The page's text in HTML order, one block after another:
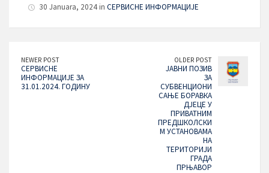
30 Januara, 2024 in СЕРВИСНЕ ИНФОРМАЦИЈЕ
NEWER POST
СЕРВИСНЕ
ИНФОРМАЦИЈЕ ЗА
31.01.2024. ГОДИНУ
OLDER POST
ЈАВНИ ПОЗИВ
ЗА
СУБВЕНЦИОНИ
САЊЕ БОРАВКА
ДЈЕЦЕ У
ПРИВАТНИМ
ПРЕДШКОЛСКИ
М УСТАНОВАМА
НА
ТЕРИТОРИЈИ
ГРАДА
ПРЊАВОР